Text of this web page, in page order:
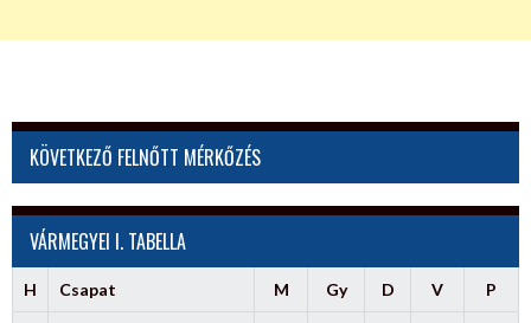
KÖVETKEZŐ FELNŐTT MÉRKŐZÉS
VÁRMEGYEI I. TABELLA
H Csapat M Gy D V P